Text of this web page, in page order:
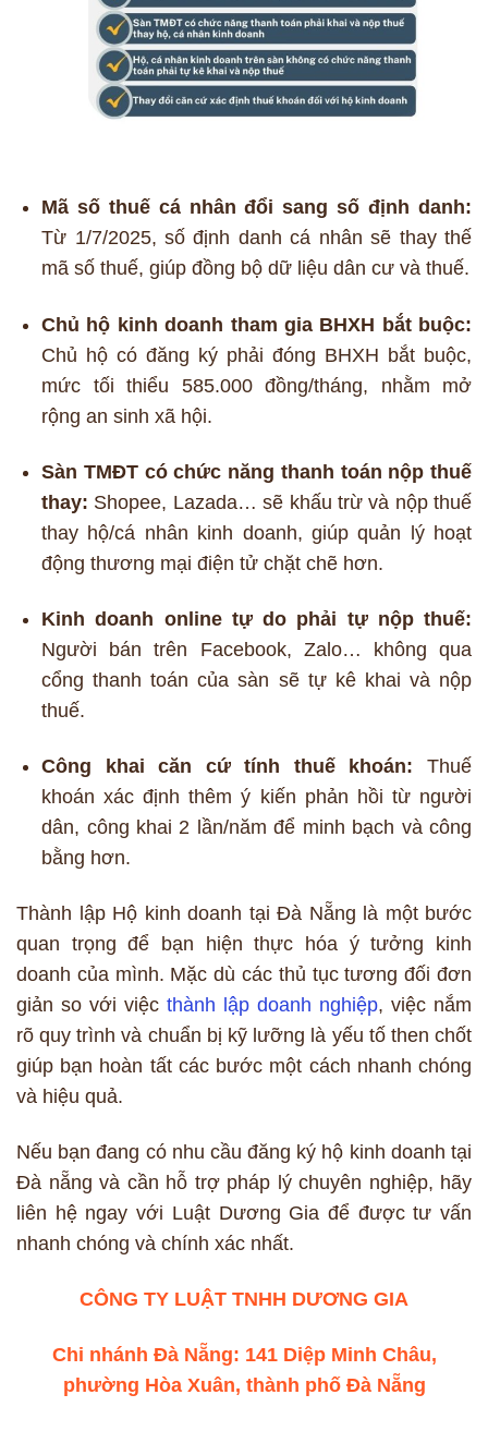
Mã số thuế cá nhân đổi sang số định danh:
Từ 1/7/2025, số định danh cá nhân sẽ thay thế
mã số thuế, giúp đồng bộ dữ liệu dân cư và thuế.
Chủ hộ kinh doanh tham gia BHXH bắt buộc:
Chủ hộ có đăng ký phải đóng BHXH bắt buộc,
mức tối thiểu 585.000 đồng/tháng, nhằm mở
rộng an sinh xã hội.
Sàn TMĐT có chức năng thanh toán nộp thuế
thay: Shopee, Lazada… sẽ khấu trừ và nộp thuế
thay hộ/cá nhân kinh doanh, giúp quản lý hoạt
động thương mại điện tử chặt chẽ hơn.
Kinh doanh online tự do phải tự nộp thuế:
Người bán trên Facebook, Zalo… không qua
cổng thanh toán của sàn sẽ tự kê khai và nộp
thuế.
Công khai căn cứ tính thuế khoán: Thuế
khoán xác định thêm ý kiến phản hồi từ người
dân, công khai 2 lần/năm để minh bạch và công
bằng hơn.
Thành lập Hộ kinh doanh tại Đà Nẵng là một bước
quan trọng để bạn hiện thực hóa ý tưởng kinh
doanh của mình. Mặc dù các thủ tục tương đối đơn
giản so với việc thành lập doanh nghiệp, việc nắm
rõ quy trình và chuẩn bị kỹ lưỡng là yếu tố then chốt
giúp bạn hoàn tất các bước một cách nhanh chóng
và hiệu quả.
Nếu bạn đang có nhu cầu đăng ký hộ kinh doanh tại
Đà nẵng và cần hỗ trợ pháp lý chuyên nghiệp, hãy
liên hệ ngay với Luật Dương Gia để được tư vấn
nhanh chóng và chính xác nhất.
CÔNG TY LUẬT TNHH DƯƠNG GIA
Chi nhánh Đà Nẵng: 141 Diệp Minh Châu,
phường Hòa Xuân, thành phố Đà Nẵng